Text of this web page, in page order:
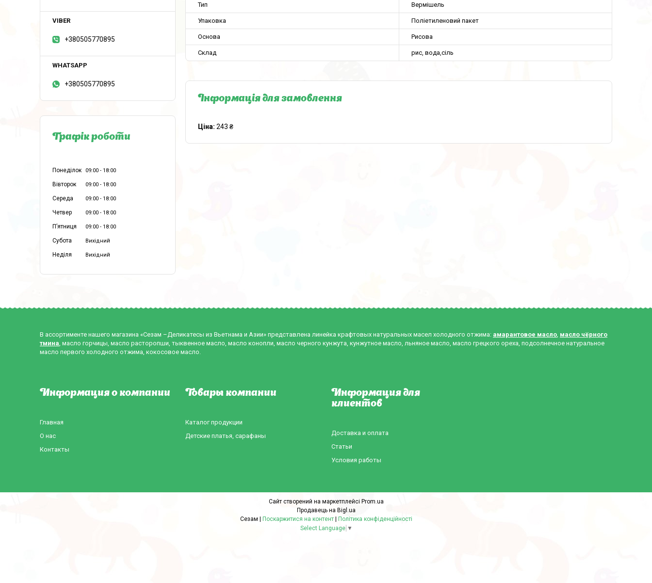
Тип Вермішель
Упаковка Поліетиленовий пакет
Основа Рисова
Склад рис, вода,сіль
Інформація для замовлення
Ціна: 243 ₴
+380505770895
+380505770895
Графік роботи
Понеділок 09:00 18:00
Вівторок 09:00 18:00
Середа 09:00 18:00
Четвер 09:00 18:00
Пʼятниця 09:00 18:00
Субота Вихідний
Неділя Вихідний
В ассортименте нашего магазина «Сезам –Деликатесы из Вьетнама и Азии» представлена линейка крафтовых натуральных масел холодного отжима: амарантовое масло, масло чёрного
тмина, масло горчицы, масло расторопши, тыквенное масло, масло конопли, масло черного кунжута, кунжутное масло, льняное масло, масло грецкого ореха, подсолнечное натуральное
масло первого холодного отжима, кокосовое масло.
Информация о компании
Главная
О нас
Контакты
Товары компании
Каталог продукции
Детские платья, сарафаны
Информация для
клиентов
Доставка и оплата
Статьи
Условия работы
Сайт створений на маркетплейсі Prom.ua
Продавець на Bigl.ua
Поскаржитися на контент
Політика конфіденційності
Select Language ▼